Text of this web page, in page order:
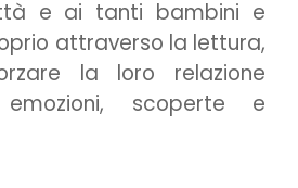
e ai tanti bambini e
attraverso la lettura,
la loro relazione
emozioni, scoperte e